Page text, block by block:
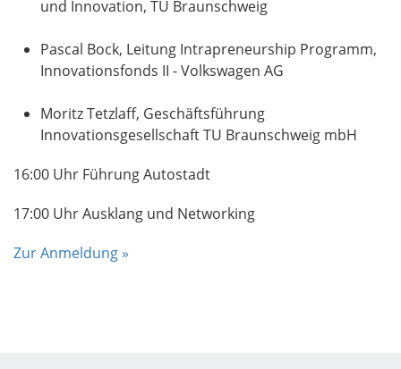
und Innovation, TU Braunschweig
Pascal Bock, Leitung Intrapreneurship Programm,
Innovationsfonds II - Volkswagen AG
Moritz Tetzlaff, Geschäftsführung
Innovationsgesellschaft TU Braunschweig mbH
16:00 Uhr Führung Autostadt
17:00 Uhr Ausklang und Networking
Zur Anmeldung »